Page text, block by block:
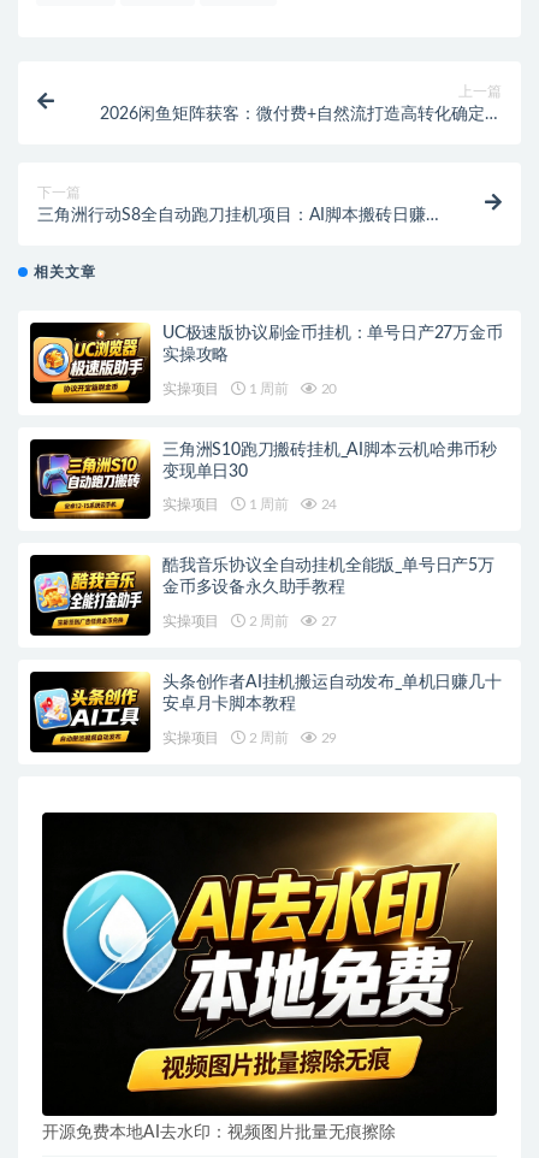
上一篇
2026闲鱼矩阵获客：微付费+自然流打造高转化确定性
下一篇
三角洲行动S8全自动跑刀挂机项目：AI脚本搬砖日赚
相关文章
UC极速版协议刷金币挂机：单号日产27万金币
实操攻略
实操项目 1 周前 20
三角洲S10跑刀搬砖挂机_AI脚本云机哈弗币秒
变现单日30
实操项目 1 周前 24
酷我音乐协议全自动挂机全能版_单号日产5万
金币多设备永久助手教程
实操项目 2 周前 27
头条创作者AI挂机搬运自动发布_单机日赚几十
安卓月卡脚本教程
实操项目 2 周前 29
开源免费本地AI去水印：视频图片批量无痕擦除